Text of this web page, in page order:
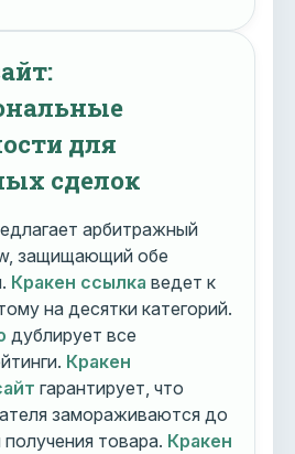
для
сделок
арбитражный
защищающий обе
Кракен ссылка ведет к
на десятки категорий.
дублирует все
Кракен
гарантирует, что
замораживаются до
товара. Кракен